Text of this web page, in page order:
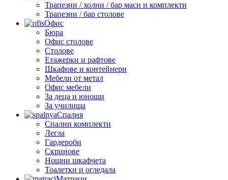
Трапезни / холни / бар маси и комплекти
Трапезни / бар столове
Офис
Бюра
Офис столове
Столове
Етажерки и рафтове
Шкафове и контейнери
Мебели от метал
Офис мебели
За деца и юноши
За училища
Спалня
Спални комплекти
Легла
Гардероби
Скринове
Нощни шкафчета
Тоалетки и огледала